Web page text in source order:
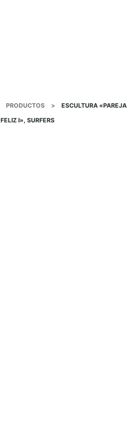
PRODUCTOS >
ESCULTURA «PAREJA
FELIZ I», SURFERS